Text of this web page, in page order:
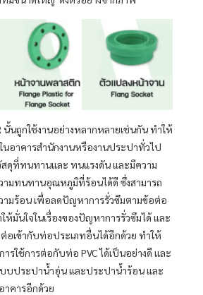
นั้นถูกใช้งานอย่างหลากหลายเช่นกัน ทำให้
นอาคารสำนักงานหรืองานประปาทั่วไป
สดุที่ทนทานและ ทนแรงดัน และมีความ
ามทนทานอุณหภูมิที่ร้อนได้ดี ซึ่งสามารถ
มร้อน เพื่อลดปัญหาการรั่วซึมตามข้อต่อ
ห้มั่นใจในเรื่องของปัญหาการรั่วซึมได้ และ
อเข้ากับท่อประเภทอื่นได้อีกด้วย ทำให้
ารใช้การต่อกับท่อ PVC ได้เป็นอย่างดี และ
บประปาน้ำอุ่น และประปาน้ำร้อน และ
าคารอีกด้วย